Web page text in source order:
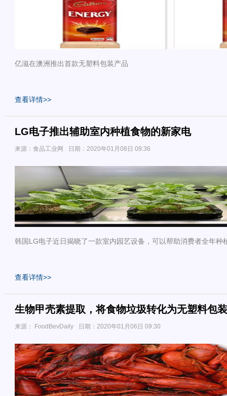
亿滋在澳洲推出首款无塑料包装产品
查看详情>>
LG电子推出辅助室内种植食物的新家电
来源：食品工业网 日期：2020年01月08日 09:36
韩国LG电子近日揭晓了一款室内园艺设备，可以帮助消费者全年种
查看详情>>
生物甲壳素提取，将食物垃圾转化为无塑料包装
来源： FoodBevDaily 日期：2020年01月06日 09:30